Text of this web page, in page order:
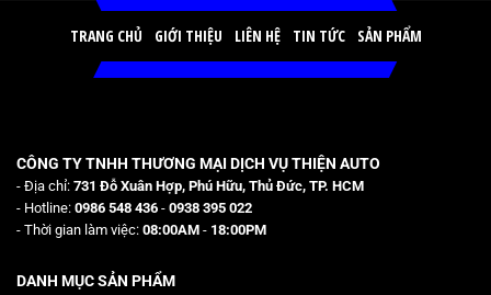
TRANG CHỦ GIỚI THIỆU LIÊN HỆ TIN TỨC SẢN PHẨM
CÔNG TY TNHH THƯƠNG MẠI DỊCH VỤ THIỆN AUTO
- Địa chỉ: 731 Đỗ Xuân Hợp, Phú Hữu, Thủ Đức, TP. HCM
- Hotline: 0986 548 436 - 0938 395 022
- Thời gian làm việc: 08:00AM - 18:00PM
DANH MỤC SẢN PHẨM